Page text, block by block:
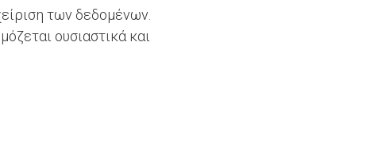
των δεδομένων.
ουσιαστικά και